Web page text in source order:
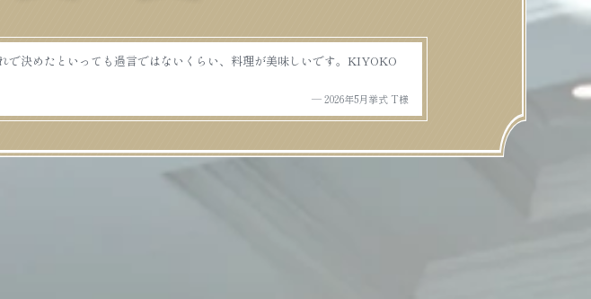
で決めたといっても過言ではないくらい、料理が美味しいです。KIYOKO
— 2026年5月挙式 T様